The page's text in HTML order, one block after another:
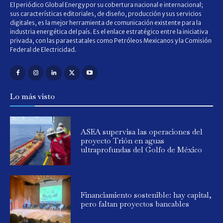
El periódico Global Energy por su cobertura nacional e internacional;
sus características editoriales, de diseño, producción y sus servicios
digitales, es la mejor herramienta de comunicación existente para la
industria energética del país. Es el enlace estratégico entre la iniciativa
privada, con las paraestatales como Petróleos Mexicanos y la Comisión
Federal de Electricidad.
Lo más visto
ASEA supervisa las operaciones del
proyecto Trión en aguas
ultraprofundas del Golfo de México
Financiamiento sostenible: hay capital,
pero faltan proyectos bancables